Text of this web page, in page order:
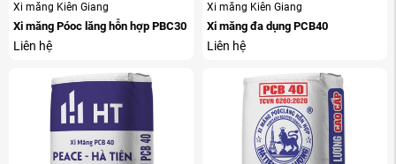
Xi măng Kiên Giang
Xi măng Póoc lăng hỗn hợp PBC30
Liên hệ
Xi măng Kiên Giang
Xi măng đa dụng PCB40
Liên hệ